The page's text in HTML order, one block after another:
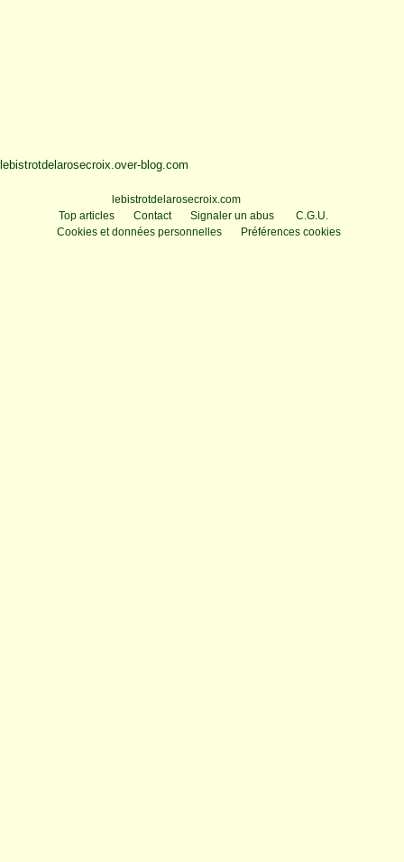
lebistrotdelarosecroix.over-blog.com
lebistrotdelarosecroix.com
Top articles
Contact Signaler un abus
C.G.U.
Cookies et données personnelles
Préférences cookies